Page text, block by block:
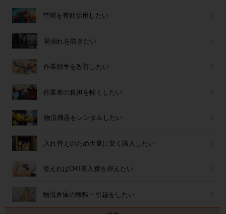
空間を有効活用したい
荷崩れを防ぎたい
作業効率を改善したい
作業者の負担を軽くしたい
物流機器をレンタルしたい
入れ替えのため大量に安く購入したい
使えればOK!導入費を抑えたい
物流倉庫の移転・引越をしたい